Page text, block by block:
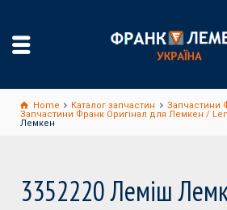
Home Каталог запчастин
Запчастини
Запчастини Франк Оригінал для Лемкен /
Лемкен
3352220 Леміш